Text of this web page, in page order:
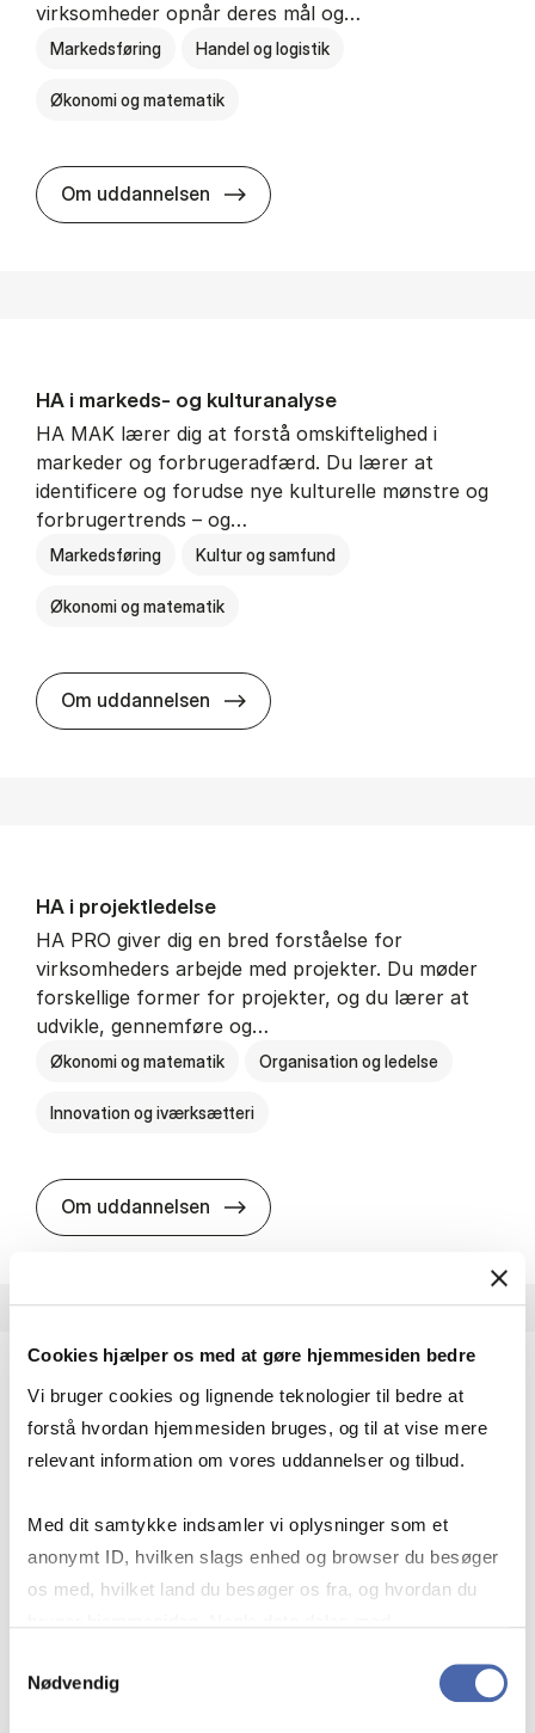
Cookies hjælper os med at gøre hjemmesiden bedre
Vi bruger cookies og lignende teknologier til bedre at
forstå hvordan hjemmesiden bruges, og til at vise mere
relevant information om vores uddannelser og tilbud.
Med dit samtykke indsamler vi oplysninger som et
anonymt ID, hvilken slags enhed og browser du besøger
os med, hvilket land du besøger os fra, og hvordan du
markedsføring. Du bestemmer selv - og kan altid trække
Nødvendig
virksomheder opnår deres mål og…
Markedsføring Handel og logistik
Økonomi og matematik
Om uddannelsen HA al­men erhvervs­økonomi
HA i mar­keds- og kul­tu­r­a­na­ly­se
HA MAK lærer dig at forstå omskiftelighed i
markeder og forbrugeradfærd. Du lærer at
identificere og forudse nye kulturelle mønstre og
forbrugertrends – og…
Markedsføring Kultur og samfund
Økonomi og matematik
Om uddannelsen HA i mar­keds- og kul­tu­r­a­na­ly­se
HA i pro­jekt­le­del­se
HA PRO giver dig en bred forståelse for
virksomheders arbejde med projekter. Du møder
forskellige former for projekter, og du lærer at
udvikle, gennemføre og…
Økonomi og matematik Organisation og ledelse
Innovation og iværksætteri
Om uddannelsen HA i pro­jekt­le­del­se
HA(fil.) - erhvervs­økonomi og fi­lo­so­fi
virksomheder møder i vores komplekse verden.
effektivitet og…
Økonomi og matematik Kultur og samfund